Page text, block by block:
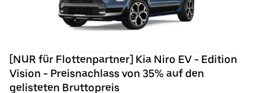
[NUR für Flottenpartner] Kia Niro EV - Edition
Vision - Preisnachlass von 35% auf den
gelisteten Bruttopreis